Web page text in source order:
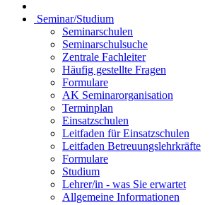
Seminar/Studium
Seminarschulen
Seminarschulsuche
Zentrale Fachleiter
Häufig gestellte Fragen
Formulare
AK Seminarorganisation
Terminplan
Einsatzschulen
Leitfaden für Einsatzschulen
Leitfaden Betreuungslehrkräfte
Formulare
Studium
Lehrer/in - was Sie erwartet
Allgemeine Informationen